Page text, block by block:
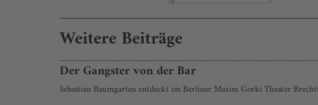
Weitere Beiträge
Der Gangster von der Bar
Sebastian Baumgarten entdeckt im Berliner Maxim Gorki Theater